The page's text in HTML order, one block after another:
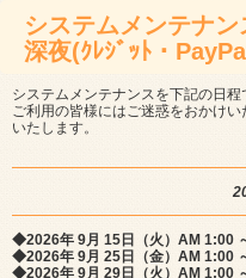
システムメンテナ
深夜(ｸﾚｼﾞｯﾄ・
システムメンテナンスを下記の日程
ご利用の皆様にはご迷惑をおかけ
いたします。
◆2026年 9月 15日（火）AM 1:00
◆2026年 9月 25日（金）AM 1:00
◆2026年 9月 29日（火）AM 1:00